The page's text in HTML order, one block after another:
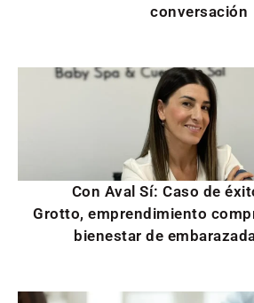
conversación
Con Aval Sí: Caso de
Grotto, emprendimiento
bienestar de